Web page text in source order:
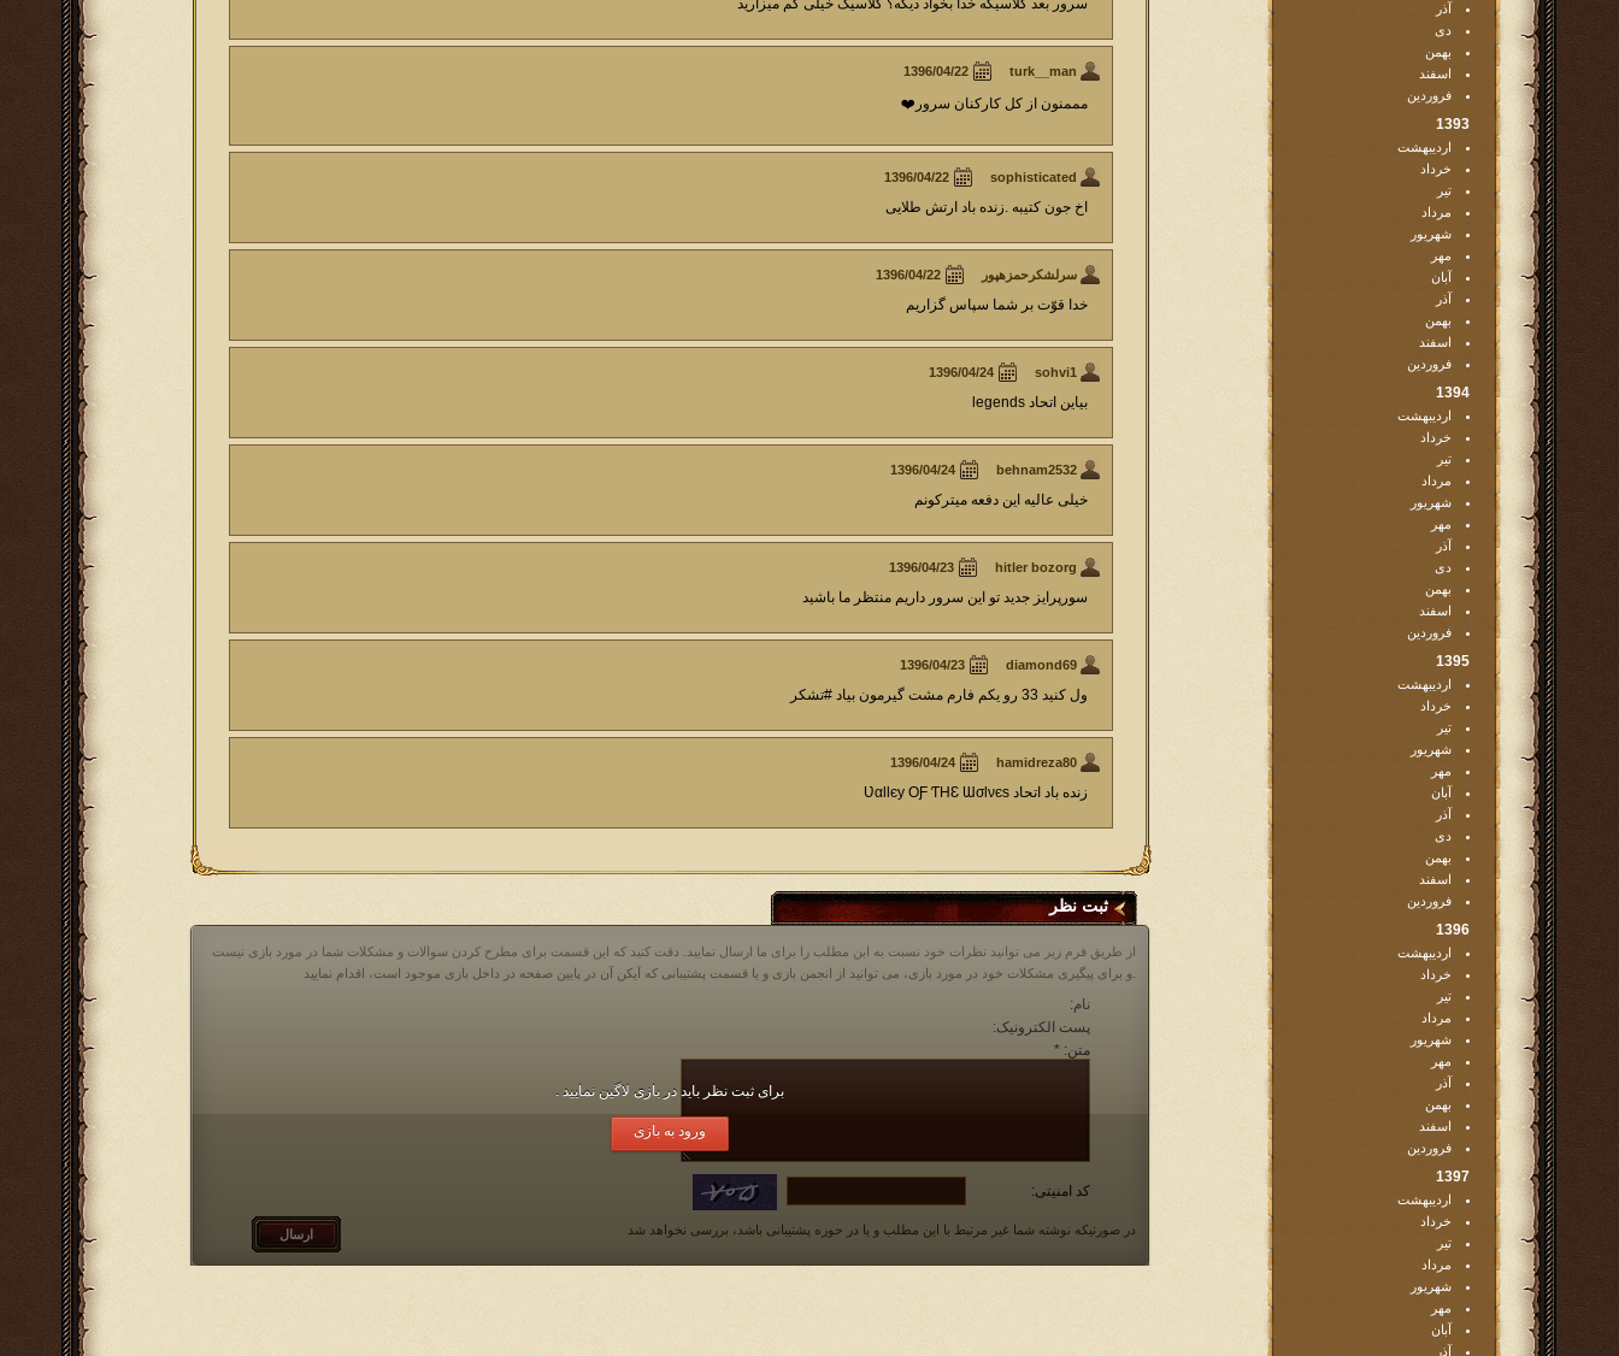
آذر
دی
بهمن
اسفند
فروردین
1393
اردیبهشت
خرداد
تیر
مرداد
شهریور
مهر
آبان
آذر
بهمن
اسفند
فروردین
1394
اردیبهشت
خرداد
تیر
مرداد
شهریور
مهر
آذر
دی
بهمن
اسفند
فروردین
1395
اردیبهشت
خرداد
تیر
شهریور
مهر
آبان
آذر
دی
بهمن
اسفند
فروردین
1396
اردیبهشت
خرداد
تیر
مرداد
شهریور
مهر
آذر
بهمن
اسفند
فروردین
1397
اردیبهشت
خرداد
تیر
مرداد
شهریور
مهر
آبان
آذر
turk__man
مممنون از كل كاركنان سرور❤️
sophisticated
اخ جون کتیبه .زنده باد ارتش طلایی
سرلشکرحمزهپور
خدا قوّت بر شما سپاس گزاریم
sohvi1
بیاین اتحاد legends
behnam2532
خیلی عالیه این دفعه میترکونم
hitler bozorg
سورپرایز جدید تو این سرور داریم منتظر ما باشید
diamond69
ول کنید 33 رو یکم فارم مشت گیرمون بیاد #تشکر
hamidreza80
زنده باد اتحاد ƲαƖƖєу OƑ ƬHƐ ƜσƖνєѕ​
ثبت نظر
از طریق فرم زیر می توانید نظرات خود نسبت به این مطلب را برای ما ارسال نمایید. دقت کنید که این قسمت برای مطرح کردن سوالات و مشکلات شما در مورد بازی نیست
نام:
پست الکترونیک:
متن:*
کد امنیتی:
در صورتیکه نوشته شما غیر مرتبط با این مطلب و یا در حوزه پشتیبانی باشد، بررسی نخواهد شد
برای ثبت نظر باید در بازی لاگین نمایید .
ورود به بازی